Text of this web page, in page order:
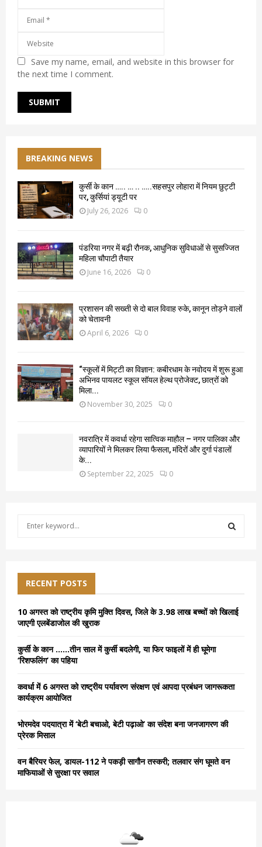
Save my name, email, and website in this browser for
the next time I comment.
BREAKING NEWS
कुर्सी के कान ….. … .. …..सहसपुर लोहारा में नियम छुट्टी
पर, कुर्सियां ड्यूटी पर
July 26, 2026 0
पंडरिया नगर में बढ़ी रौनक, आधुनिक सुविधाओं से सुसज्जित
महिला चौपाटी तैयार
June 16, 2026 0
प्रशासन की सख्ती से दो बाल विवाह रुके, कानून तोड़ने वालों
को चेतावनी
April 6, 2026 0
“स्कूलों में मिट्टी का विज्ञान: कबीरधाम के नवोदय में शुरू हुआ
अभिनव पायलट स्कूल सॉयल हेल्थ प्रोजेक्ट, छात्रों को
मिला...
November 30, 2025 0
नवरात्रि में कवर्धा रहेगा सात्विक माहौल – नगर पालिका और
व्यापारियों ने मिलकर लिया फैसला, मंदिरों और दुर्गा पंडालों
के...
September 22, 2025 0
f
o
r
RECENT POSTS
10 अगस्त को राष्ट्रीय कृमि मुक्ति दिवस, जिले के 3.98 लाख बच्चों को खिलाई
जाएगी एलबेंडाजोल की खुराक
कुर्सी के कान ……तीन साल में कुर्सी बदलेगी, या फिर फाइलों में ही घूमेगा
‘रिशफलिंग’ का पहिया
कवर्धा में 6 अगस्त को राष्ट्रीय पर्यावरण संरक्षण एवं आपदा प्रबंधन जागरूकता
कार्यक्रम आयोजित
भोरमदेव पदयात्रा में ‘बेटी बचाओ, बेटी पढ़ाओ’ का संदेश बना जनजागरण की
प्रेरक मिसाल
वन बैरियर फेल, डायल-112 ने पकड़ी सागौन तस्करी; तलवार संग घूमते वन
माफियाओं से सुरक्षा पर सवाल